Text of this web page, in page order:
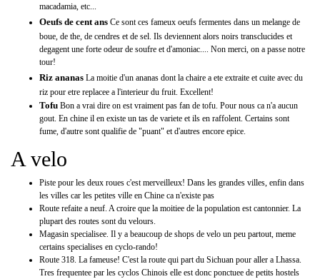
macadamia, etc...
Oeufs de cent ans Ce sont ces fameux oeufs fermentes dans un melange de
boue, de the, de cendres et de sel. Ils deviennent alors noirs transclucides et
degagent une forte odeur de soufre et d'amoniac.... Non merci, on a passe notre
tour!
Riz ananas La moitie d'un ananas dont la chaire a ete extraite et cuite avec du
riz pour etre replacee a l'interieur du fruit. Excellent!
Tofu Bon a vrai dire on est vraiment pas fan de tofu. Pour nous ca n'a aucun
gout. En chine il en existe un tas de variete et ils en raffolent. Certains sont
fume, d'autre sont qualifie de "puant" et d'autres encore epice.
A velo
Piste pour les deux roues c'est merveilleux! Dans les grandes villes, enfin dans
les villes car les petites ville en Chine ca n'existe pas
Route refaite a neuf. A croire que la moitiee de la population est cantonnier. La
plupart des routes sont du velours.
Magasin specialisee. Il y a beaucoup de shops de velo un peu partout, meme
certains specialises en cyclo-rando!
Route 318. La fameuse! C'est la route qui part du Sichuan pour aller a Lhassa.
Tres frequentee par les cyclos Chinois elle est donc ponctuee de petits hostels